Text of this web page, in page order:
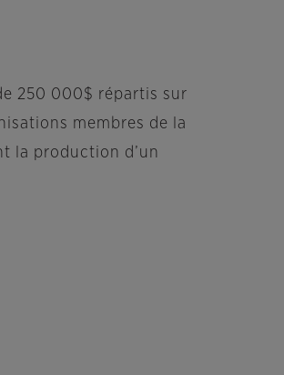
250 000$ répartis sur
membres de la
la production d’un